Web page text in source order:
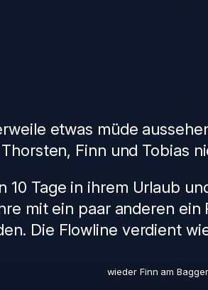
etwas müde
Finn und Tobias
10 Tage in ihrem Urlaub
mit ein paar anderen
Die Flowline verdient
wieder Finn am